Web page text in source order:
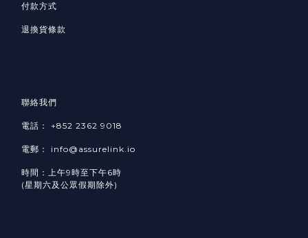
付款方式
退換貨條款
聯絡我們
電話： +852 2362 9018
電郵： info@assurelink.io
時間：上午9時至下午6時
(星期六及公眾假期除外)